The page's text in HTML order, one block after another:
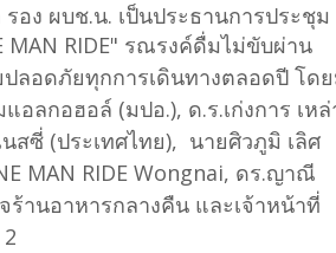
รอง ผบช.น. เป็นประธานการประชุม
MAN RIDE" รณรงค์ดื่มไม่ขับผ่าน
ลอดภัยทุกการเดินทางตลอดปี โด
อลกอฮอล์ (มปอ.), ด.ร.เก่งการ เหล่
สซี่ (ประเทศไทย), นายศิวภูมิ เลิศ
MAN RIDE Wongnai, ดร.ญาณี
ร้านอาหารกลางคืน และเจ้าหน้าที่